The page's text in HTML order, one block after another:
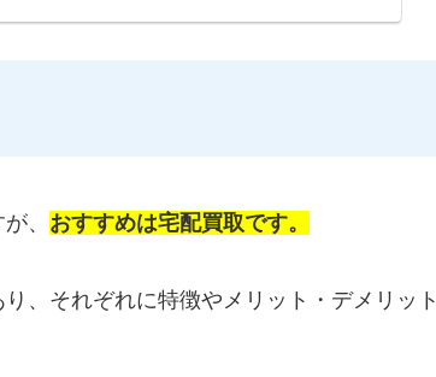
、 おすすめは宅配買取です。
り、それぞれに特徴やメリット・デメリット